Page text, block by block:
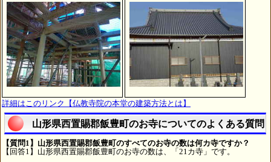
詳細はこのリンク【仏教寺院の本堂の建築方法とは】
山形県西置賜郡飯豊町のお寺についてのよくある質問
【質問1】山形県西置賜郡飯豊町のすべてのお寺の数は何カ寺ですか？
【回答1】山形県西置賜郡飯豊町のお寺の数は、「21カ寺」です。